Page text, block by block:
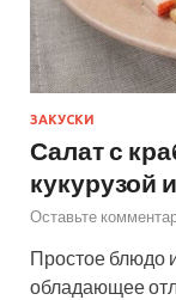
ЗАКУСКИ
Салат с
кукурузой
Оставьте
Простое блюдо
обладающее